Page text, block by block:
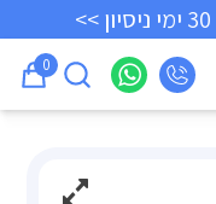
0